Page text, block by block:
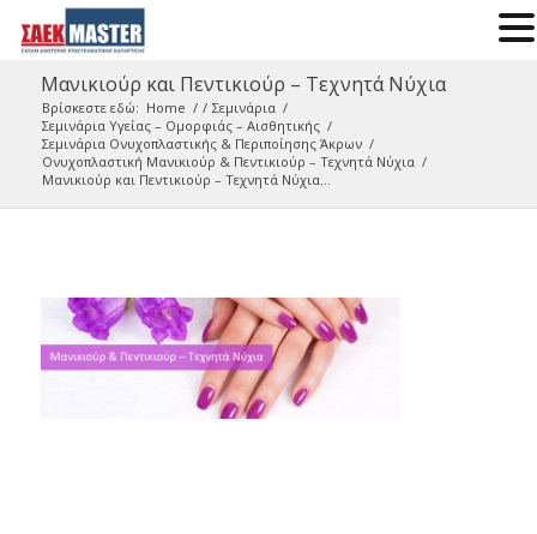
Μανικιούρ και Πεντικιούρ – Τεχνητά Νύχια
Βρίσκεστε εδώ: Home / / Σεμινάρια /
Σεμινάρια Υγείας – Ομορφιάς – Αισθητικής /
Σεμινάρια Ονυχοπλαστικής & Περιποίησης Άκρων /
Ονυχοπλαστική Μανικιούρ & Πεντικιούρ – Τεχνητά Νύχια /
Μανικιούρ και Πεντικιούρ – Τεχνητά Νύχια...